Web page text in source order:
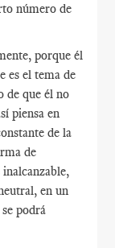
número de
porque él
es el tema de
de que él no
piensa en
de la
de
en un
podrá